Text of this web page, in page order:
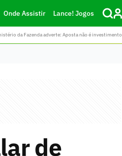
Onde Assistir Lance! Jogos
da Fazenda adverte: Aposta não é investimento
de